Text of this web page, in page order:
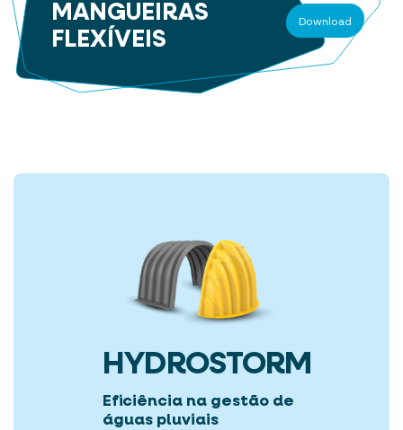
MANGUEIRAS
FLEXÍVEIS
Download
HYDROSTORM
Eficiência na gestão de
águas pluviais